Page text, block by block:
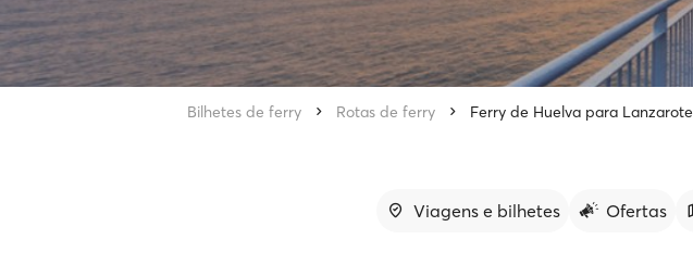
Bilhetes de ferry Rotas de ferry Ferry de Huelva para Lanzarote
Viagens e bilhetes Ofertas